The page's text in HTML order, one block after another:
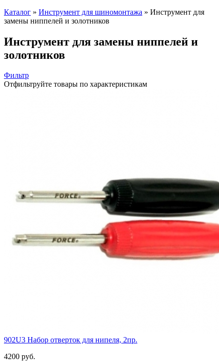
Каталог » Инструмент для шиномонтажа » Инструмент для
замены ниппелей и золотников
Инструмент для замены ниппелей и
золотников
Фильтр
Отфильтруйте товары по характеристикам
902U3 Набор отверток для нипеля, 2пр.
4200 руб.